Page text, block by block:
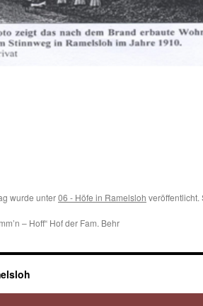
wurde unter06 - Höfe in Ramelsloh veröffentlicht.
– Hoff“ Hof der Fam. Behr